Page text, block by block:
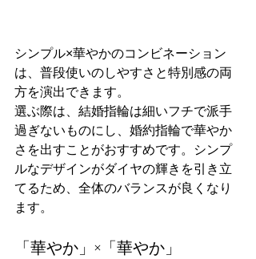
シンプル×華やかのコンビネーション
は、普段使いのしやすさと特別感の両
方を演出できます。
選ぶ際は、結婚指輪は細いフチで派手
過ぎないものにし、婚約指輪で華やか
さを出すことがおすすめです。シンプ
ルなデザインがダイヤの輝きを引き立
てるため、全体のバランスが良くなり
ます。
「華やか」×「華やか」